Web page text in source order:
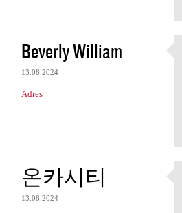
Beverly William
13.08.2024
Adres
온카시티
13.08.2024